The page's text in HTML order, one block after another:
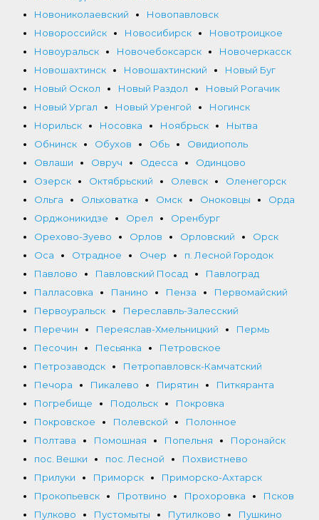
Новониколаевский
Новопавловск
Новороссийск
Новосибирск
Новотроицкое
Новоуральск
Новочебоксарск
Новочеркасск
Новошахтинск
Новошахтинский
Новый Буг
Новый Оскол
Новый Раздол
Новый Рогачик
Новый Ургал
Новый Уренгой
Ногинск
Норильск
Носовка Ноябрьск
Нытва
Обнинск
Обухов Обь
Овидиополь
Овлаши
Овруч Одесса
Одинцово
Озерск
Октябрьский Олевск
Оленегорск
Ольга
Ольховатка Омск Оноковцы
Орда
Орджоникидзе
Орел
Оренбург
Орехово-Зуево
Орлов Орловский
Орск
Оса
Отрадное Очер
п. Лесной Городок
Павлово
Павловский Посад
Павлоград
Палласовка
Панино Пенза
Первомайский
Первоуральск
Переславль-Залесский
Перечин
Переяслав-Хмельницкий
Пермь
Песочин
Песьянка
Петровское
Петрозаводск
Петропавловск-Камчатский
Печора
Пикалево Пирятин
Питкяранта
Погребище
Подольск
Покровка
Покровское
Полевской
Полонное
Полтава
Помошная Попельня
Поронайск
пос. Вешки
пос. Лесной
Похвистнево
Прилуки
Приморск
Приморско-Ахтарск
Прокопьевск
Протвино Прохоровка
Псков
Пулково
Пустомыты Путилково Пушкино